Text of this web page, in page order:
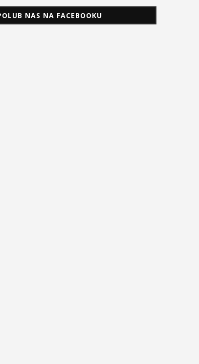
NAS NA FACEBOOKU